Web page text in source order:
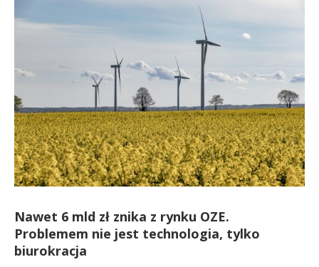
Nawet 6 mld zł znika z rynku OZE.
Problemem nie jest technologia, tylko
biurokracja